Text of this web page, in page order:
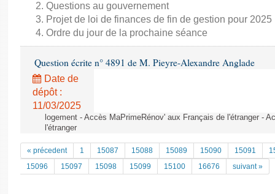
2. Questions au gouvernement
3. Projet de loi de finances de fin de gestion pour 2025
4. Ordre du jour de la prochaine séance
Question écrite n° 4891 de M. Pieyre-Alexandre Anglade
Date de
dépôt :
11/03/2025
logement - Accès MaPrimeRénov' aux Français de l'étranger -
l'étranger
« précedent 1 15087 15088 15089 15090 15091
15096
15097 15098 15099 15100 16676 suivant »